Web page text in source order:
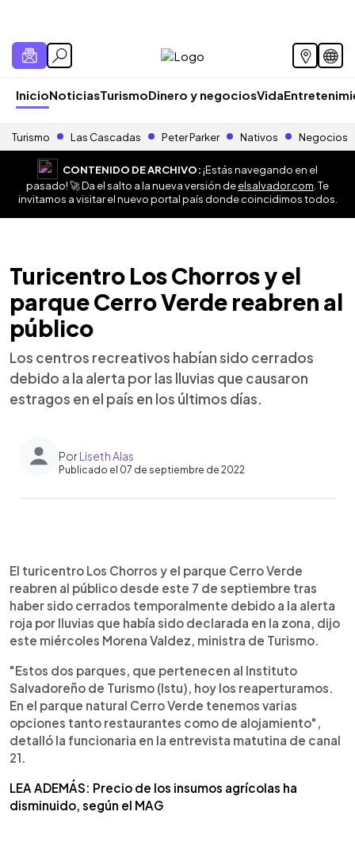
InicioNoticiasTurismoDinero y negociosVida
Turismo Las Cascadas Peter Parker Nativos Negocios
CONTENIDO DE ARCHIVO:¡Estás navegando en el
pasado! 🚀 Da el salto a la nueva versión deelsalvador.com . Te
invitamos a visitar el nuevo portal país donde coincidimos todos.
Turicentro Los Chorros y el
parque Cerro Verde reabren al
público
Los centros recreativos habían sido cerrados
debido a la alerta por las lluvias que causaron
estragos en el país en los últimos días.
PorLiseth Alas
Publicado el 07 de septiembre de 2022
Escuchar artículo
El turicentro Los Chorros y el parque Cerro Verde
reabren al público desde este 7 de septiembre tras
haber sido cerrados temporalmente debido a la alerta
roja por lluvias que había sido declarada en la zona, dijo
este miércoles Morena Valdez, ministra de Turismo.
"Estos dos parques, que pertenecen al Instituto
Salvadoreño de Turismo (Istu), hoy los reaperturamos.
En el parque natural Cerro Verde tenemos varias
opciones tanto restaurantes como de alojamiento",
detalló la funcionaria en la entrevista matutina de canal
21.
LEA ADEMÁS: Precio de los insumos agrícolas ha
disminuido, según el MAG